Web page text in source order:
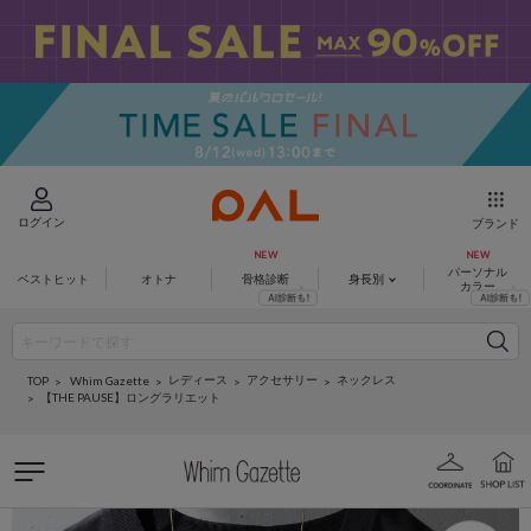
ログイン ブランド
ベストヒット オトナ 骨格診断 身長別
パーソナル
カラー
TOP Whim Gazette レディース アクセサリー
ネックレス
【THE PAUSE】ロングラリエット